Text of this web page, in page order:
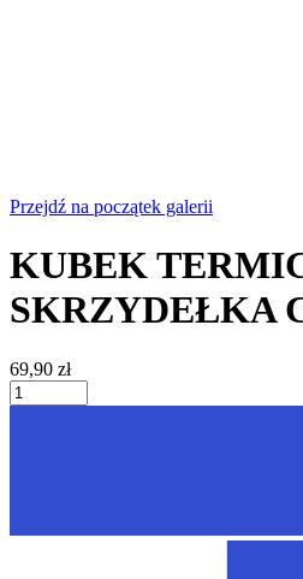
Przejdź na początek galerii
KUBEK
SKRZYDEŁKA
69,90 zł